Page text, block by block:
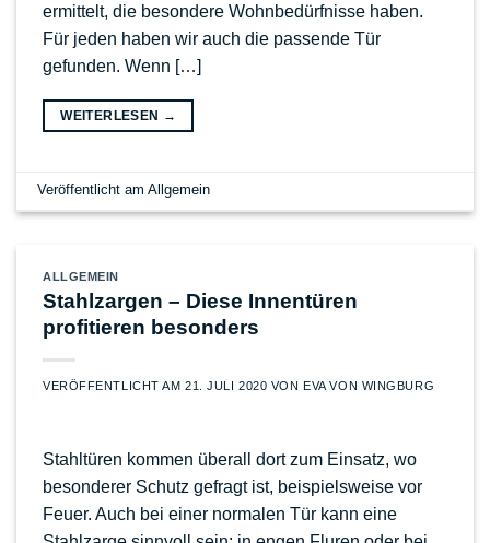
ermittelt, die besondere Wohnbedürfnisse haben.
Für jeden haben wir auch die passende Tür
gefunden. Wenn […]
WEITERLESEN →
Veröffentlicht amAllgemein
ALLGEMEIN
Stahlzargen – Diese Innentüren
profitieren besonders
VERÖFFENTLICHT AM21. JULI 2020 VON EVA VON WINGBURG
Stahltüren kommen überall dort zum Einsatz, wo
besonderer Schutz gefragt ist, beispielsweise vor
Feuer. Auch bei einer normalen Tür kann eine